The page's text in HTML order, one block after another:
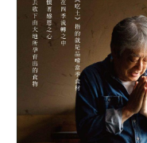
TITAN SCREEN
MUCROWN
IMAX
4DX
VR 演唱會
GOLD CLASS
AD口述影像